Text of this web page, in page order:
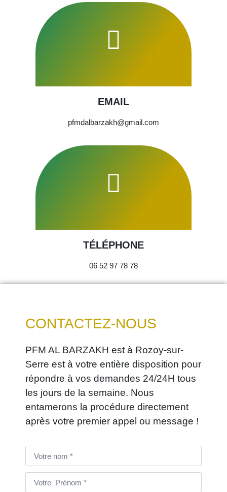
EMAIL
pfmdalbarzakh@gmail.com
TÉLÉPHONE
06 52 97 78 78
CONTACTEZ-NOUS
PFM AL BARZAKH est à Rozoy-sur-
Serre est à votre entière disposition pour
répondre à vos demandes 24/24H tous
les jours de la semaine. Nous
entamerons la procédure directement
après votre premier appel ou message !